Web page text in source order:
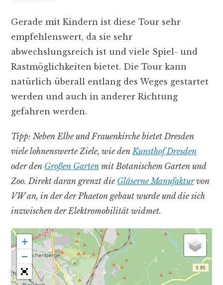
Gerade mit Kindern ist diese Tour sehr
empfehlenswert, da sie sehr
abwechslungsreich ist und viele Spiel- und
Rastmöglichkeiten bietet. Die Tour kann
natürlich überall entlang des Weges gestartet
werden und auch in anderer Richtung
gefahren werden.
Tipp: Neben Elbe und Frauenkirche bietet Dresden
viele lohnenswerte Ziele, wie den Kunsthof Dresden
oder den Großen Gartenmit Botanischem Garten und
Zoo. Direkt daran grenzt die Gläserne Manufakturvon
VW an, in der der Phaeton gebaut wurde und die sich
inzwischen der Elektromobilität widmet.
+
−